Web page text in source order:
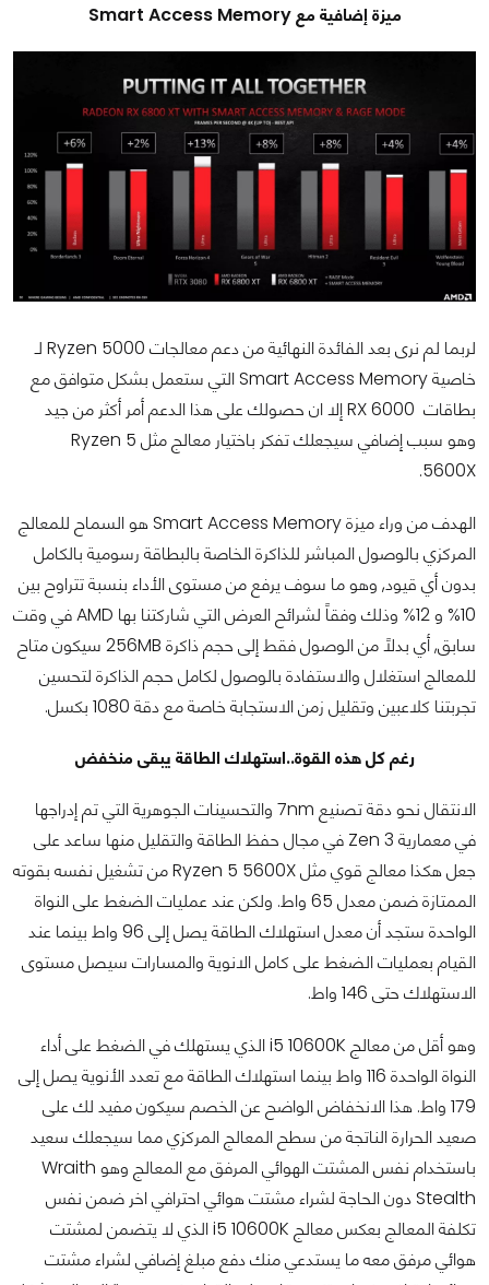
ميزة إضافية مع Smart Access Memory
لربما لم نرى بعد الفائدة النهائية من دعم معالجات Ryzen 5000 لـ
خاصية Smart Access Memory التي ستعمل بشكل متوافق مع
بطاقات RX 6000 إلا ان حصولك على هذا الدعم أمر أكثر من جيد
وهو سبب إضافي سيجعلك تفكر باختيار معالج مثل Ryzen 5
5600X.
الهدف من وراء ميزة Smart Access Memory هو السماح للمعالج
المركزي بالوصول المباشر للذاكرة الخاصة بالبطاقة رسومية بالكامل
بدون أي قيود, وهو ما سوف يرفع من مستوى الأداء بنسبة تتراوح بين
10% و 12% وذلك وفقاً لشرائح العرض التي شاركتنا بها AMD في وقت
سابق, أي بدلاً من الوصول فقط إلى حجم ذاكرة 256MB سيكون متاح
للمعالج استغلال والاستفادة بالوصول لكامل حجم الذاكرة لتحسين
تجربتنا كلاعبين وتقليل زمن الاستجابة خاصة مع دقة 1080 بكسل.
رغم كل هذه القوة..استهلاك الطاقة يبقى منخفض
الانتقال نحو دقة تصنيع 7nm والتحسينات الجوهرية التي تم إدراجها
في معمارية Zen 3 في مجال حفظ الطاقة والتقليل منها ساعد على
جعل هكذا معالج قوي مثل Ryzen 5 5600X من تشغيل نفسه بقوته
الممتازة ضمن معدل 65 واط. ولكن عند عمليات الضغط على النواة
الواحدة ستجد أن معدل استهلاك الطاقة يصل إلى 96 واط بينما عند
القيام بعمليات الضغط على كامل الانوية والمسارات سيصل مستوى
الاستهلاك حتى 146 واط.
وهو أقل من معالج i5 10600K الذي يستهلك في الضغط على أداء
النواة الواحدة 116 واط بينما استهلاك الطاقة مع تعدد الأنوية يصل إلى
179 واط. هذا الانخفاض الواضح عن الخصم سيكون مفيد لك على
صعيد الحرارة الناتجة من سطح المعالج المركزي مما سيجعلك سعيد
باستخدام نفس المشتت الهوائي المرفق مع المعالج وهو Wraith
Stealth دون الحاجة لشراء مشتت هوائي احترافي اخر ضمن نفس
تكلفة المعالج بعكس معالج i5 10600K الذي لا يتضمن لمشتت
هوائي مرفق معه ما يستدعي منك دفع مبلغ إضافي لشراء مشتت